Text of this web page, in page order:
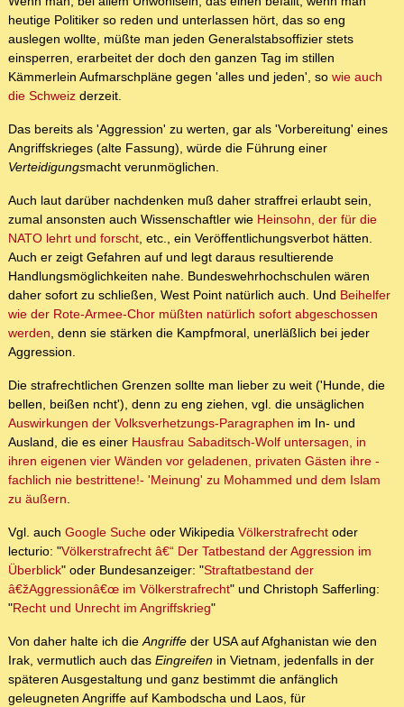
heutige Politiker so reden und unterlassen hört, das so eng
auslegen wollte, müßte man jeden Generalstabsoffizier stets
einsperren, erarbeitet der doch den ganzen Tag im stillen
Kämmerlein Aufmarschpläne gegen 'alles und jeden', so wie auch
die Schweiz derzeit.
Das bereits als 'Aggression' zu werten, gar als 'Vorbereitung' eines
Angriffskrieges (alte Fassung), würde die Führung einer
Verteidigungsmacht verunmöglichen.
Auch laut darüber nachdenken muß daher straffrei erlaubt sein,
zumal ansonsten auch Wissenschaftler wie Heinsohn, der für die
NATO lehrt und forscht, etc., ein Veröffentlichungsverbot hätten.
Auch er zeigt Gefahren auf und legt daraus resultierende
Handlungsmöglichkeiten nahe. Bundeswehrhochschulen wären
daher sofort zu schließen, West Point natürlich auch. Und Beihelfer
wie der Rote-Armee-Chor müßten natürlich sofort abgeschossen
werden, denn sie stärken die Kampfmoral, unerläßlich bei jeder
Aggression.
Die strafrechtlichen Grenzen sollte man lieber zu weit ('Hunde, die
bellen, beißen ncht'), denn zu eng ziehen, vgl. die unsäglichen
Auswirkungen der Volksverhetzungs-Paragraphen im In- und
Ausland, die es einer Hausfrau Sabaditsch-Wolf untersagen, in
ihren eigenen vier Wänden vor geladenen, privaten Gästen ihre -
fachlich nie bestrittene!- 'Meinung' zu Mohammed und dem Islam
zu äußern.
Vgl. auch Google Suche oder Wikipedia Völkerstrafrecht oder
lecturio: "Völkerstrafrecht â€“ Der Tatbestand der Aggression im
Überblick" oder Bundesanzeiger: "Straftatbestand der
â€žAggressionâ€œ im Völkerstrafrecht" und Christoph Safferling:
"Recht und Unrecht im Angriffskrieg"
Von daher halte ich dieAngriffe der USA auf Afghanistan wie den
Irak, vermutlich auch das Eingreifen in Vietnam, jedenfalls in der
späteren Ausgestaltung und ganz bestimmt die anfänglich
geleugneten Angriffe auf Kambodscha und Laos, für